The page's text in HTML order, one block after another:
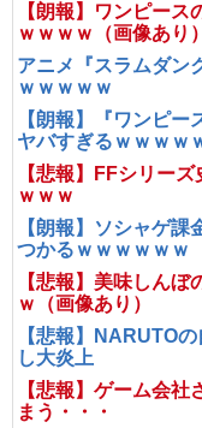
【朗報】ワンピー
ｗｗｗｗ（画像あり）
アニメ『スラムダン
ｗｗｗｗｗ
【朗報】『ワンピ
ヤバすぎるｗｗｗｗ
【悲報】FFシリー
ｗｗｗ
【朗報】ソシャゲ
つかるｗｗｗｗｗｗ
【悲報】美味しん
ｗ（画像あり）
【悲報】NARUTO
し大炎上
【悲報】ゲーム会
まう・・・